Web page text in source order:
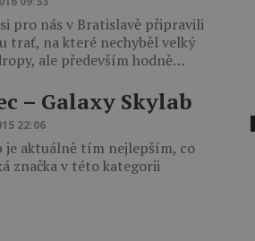
pro nás v Bratislavě připravili
trať, na které nechyběl velký
ale především hodně…
– Galaxy Skylab
22:06
je aktuálně tím nejlepším, co
značka v této kategorii